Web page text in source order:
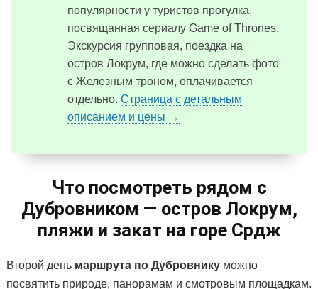
популярности у туристов прогулка,
посвящанная сериалу Game of Thrones.
Экскурсия групповая, поездка на
остров Локрум, где можно сделать фото
с Железным троном, оплачивается
отдельно.Страница с детальным
описанием и цены →
Что посмотреть рядом с
Дубровником — остров Локрум,
пляжи и закат на горе Срдж
Второй день маршрута по Дубровникуможно
посвятить природе, панорамам и смотровым площадкам.